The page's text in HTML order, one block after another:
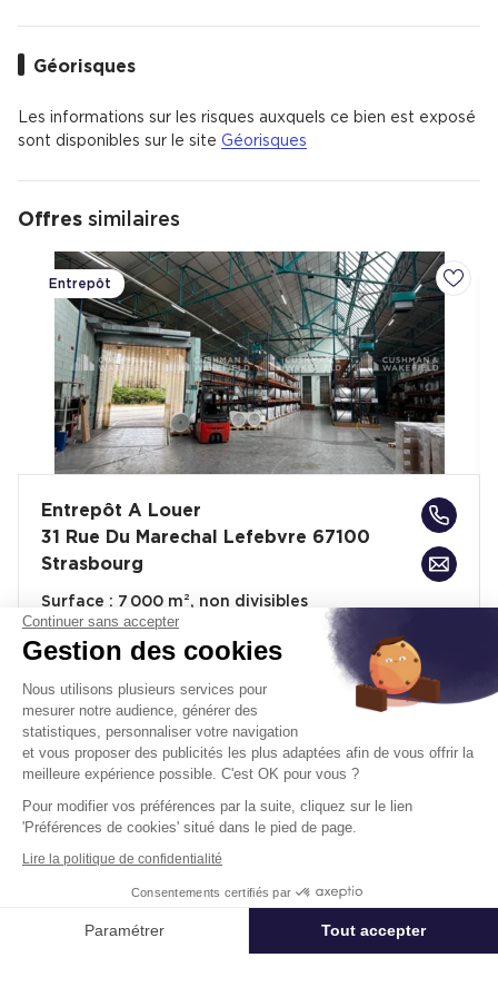
Géorisques
Les informations sur les risques auxquels ce bien est exposé
sont disponibles sur le site Géorisques
Offres similaires
Entrepôt
Entrepôt A Louer
31 Rue Du Marechal Lefebvre 67100
Strasbourg
Surface : 7 000 m², non divisibles
Loyer : 52 € HT/HC/m²/an
Disponibilité :1S 2026 En savoir plus
Continuer sans accepter
Gestion des cookies
Nous utilisons plusieurs services pour
mesurer notre audience, générer des
statistiques, personnaliser votre navigation
et vous proposer des publicités les plus adaptées afin de vous offrir la
meilleure expérience possible. C'est OK pour vous ?
Pour modifier vos préférences par la suite, cliquez sur le lien
'Préférences de cookies' situé dans le pied de page.
Lire la politique de confidentialité
Consentements certifiés par
Paramétrer
Tout accepter